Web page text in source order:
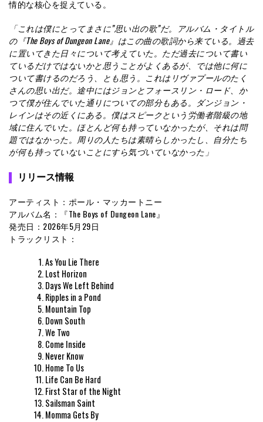
情的な核心を捉えている。
「これは僕にとってまさに”思い出の歌”だ。アルバム・タイトル
の『The Boys of Dungeon Lane』はこの曲の歌詞から来ている。過去
に置いてきた日々について考えていた。ただ過去について書い
ているだけではないかと思うことがよくあるが、では他に何に
ついて書けるのだろう、とも思う。これはリヴァプールのたく
さんの思い出だ。途中にはジョンとフォースリン・ロード、か
つて僕が住んでいた通りについての部分もある。ダンジョン・
レインはその近くにある。僕はスピークという労働者階級の地
域に住んでいた。ほとんど何も持っていなかったが、それは問
題ではなかった。周りの人たちは素晴らしかったし、自分たち
が何も持っていないことにすら気づいていなかった」
リリース情報
アーティスト：ポール・マッカートニー
アルバム名：『The Boys of Dungeon Lane』
発売日：2026年5月29日
トラックリスト：
As You Lie There
Lost Horizon
Days We Left Behind
Ripples in a Pond
Mountain Top
Down South
We Two
Come Inside
Never Know
Home To Us
Life Can Be Hard
First Star of the Night
Sailsman Saint
Momma Gets By